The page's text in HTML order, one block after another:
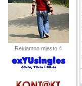
Reklamno mjesto 4